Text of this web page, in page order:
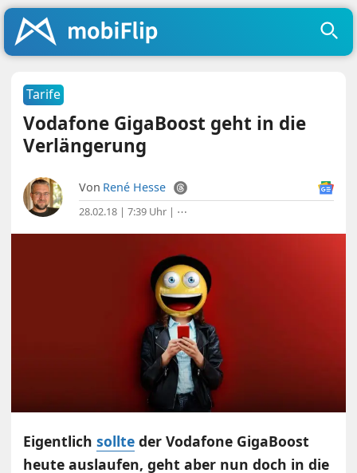
Tarife
Vodafone GigaBoost geht in die
Verlängerung
Von René Hesse
28.02.18 | 7:39 Uhr | ⋯
Eigentlichsollte der Vodafone GigaBoost
heute auslaufen, geht aber nun doch in die